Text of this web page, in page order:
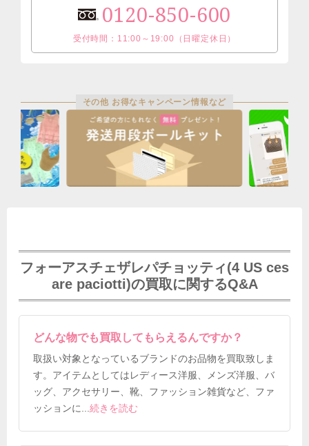
0120-850-600
受付時間：11:00～19:00（日曜定休日）
その他 お得なキャンペーン情報など
フォーアスチェザレパチョッティ(4 US ces
are paciotti)の買取に関するQ&A
どんな物でも買取してもらえるんですか？
取扱い対象となっているブランドのお品物を買取致しま
す。アイテムとしてはレディース洋服、メンズ洋服、バ
ッグ、アクセサリー、靴、ファッション雑貨など、ファ
ッションに...続きを読む